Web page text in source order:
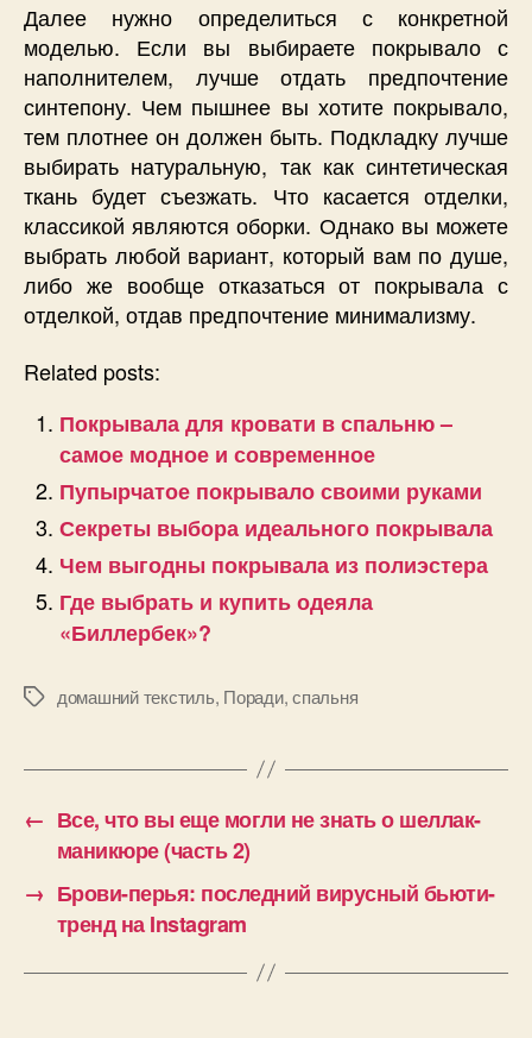
Далее нужно определиться с конкретной
моделью. Если вы выбираете покрывало с
наполнителем, лучше отдать предпочтение
синтепону. Чем пышнее вы хотите покрывало,
тем плотнее он должен быть. Подкладку лучше
выбирать натуральную, так как синтетическая
ткань будет съезжать. Что касается отделки,
классикой являются оборки. Однако вы можете
выбрать любой вариант, который вам по душе,
либо же вообще отказаться от покрывала с
отделкой, отдав предпочтение минимализму.
Related posts:
Покрывала для кровати в спальню –
самое модное и современное
Пупырчатое покрывало своими руками
Секреты выбора идеального покрывала
Чем выгодны покрывала из полиэстера
Где выбрать и купить одеяла
«Биллербек»?
Позначкидомашний текстиль, Поради,спальня
← Все, что вы еще могли не знать о шеллак-
маникюре (часть 2)
→ Брови-перья: последний вирусный бьюти-
тренд на Instagram